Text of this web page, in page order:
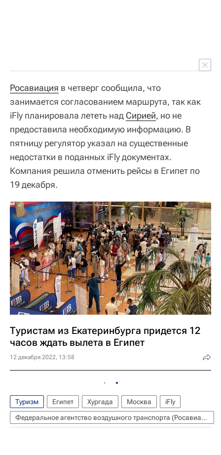
Росавиация в четверг сообщила, что
занимается согласованием маршрута, так как
iFly планировала лететь над Сирией, но не
предоставила необходимую информацию. В
пятницу регулятор указал на существенные
недостатки в поданных iFly документах.
Компания решила отменить рейсы в Египет по
19 декабря.
Туристам из Екатеринбурга придется 12
часов ждать вылета в Египет
12 декабря 2022, 13:58
Туризм Египет Хургада Москва
iFly
Федеральное агентство воздушного транспорта (Росавиация)